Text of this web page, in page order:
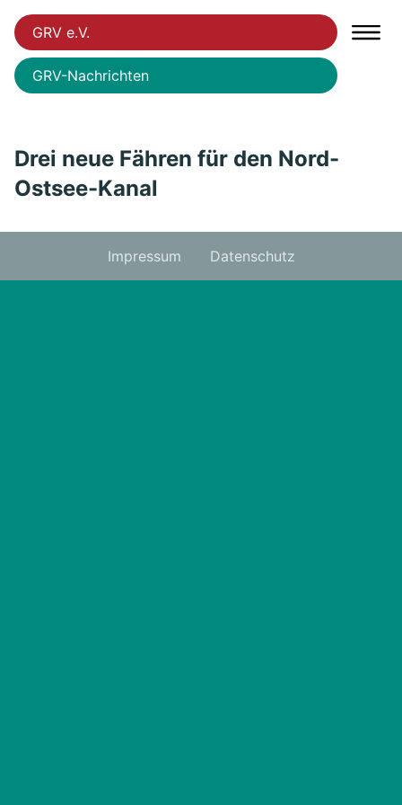
GRV e.V.
GRV-Nachrichten
Drei neue Fähren für den Nord-
Ostsee-Kanal
Impressum Datenschutz